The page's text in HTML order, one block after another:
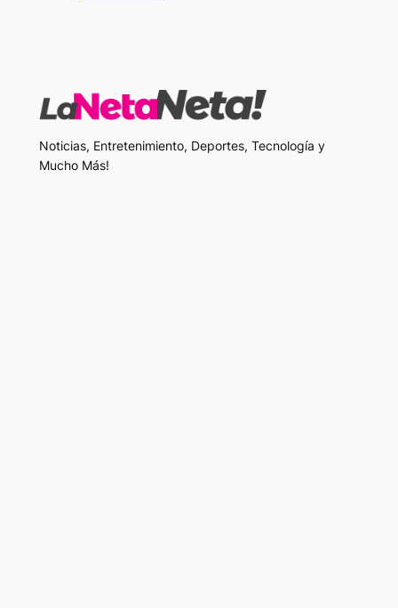
Noticias, Entretenimiento, Deportes, Tecnología y
Mucho Más!